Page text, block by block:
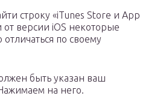
строку «iTunes Store и App
от версии iOS некоторые
по своему
быть указан ваш
на него.